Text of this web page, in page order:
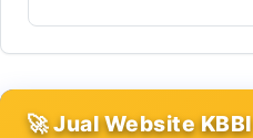
🚀 Jual Website KBBI